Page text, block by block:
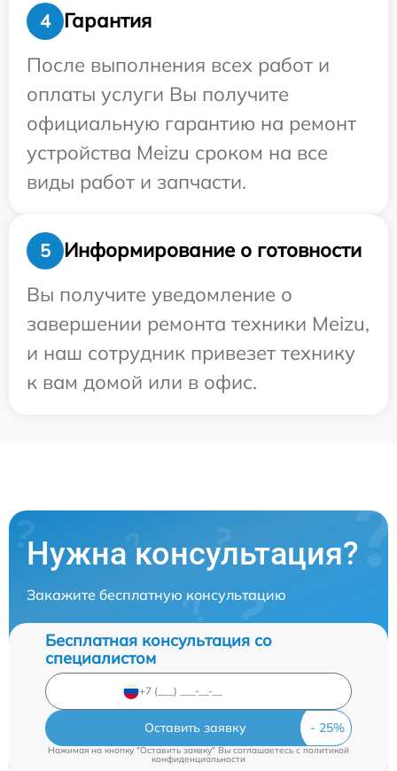
4
Гарантия
После выполнения всех работ и
оплаты услуги Вы получите
официальную гарантию на ремонт
устройства Meizu сроком на все
виды работ и запчасти.
5
Информирование о готовности
Вы получите уведомление о
завершении ремонта техники Meizu,
и наш сотрудник привезет технику
к вам домой или в офис.
Нужна консультация?
Закажите бесплатную консультацию
Бесплатная консультация со
специалистом
Оставить заявку
Нажимая на кнопку "Оставить заявку" Вы соглашаетесь cполитикой
конфиденциальности